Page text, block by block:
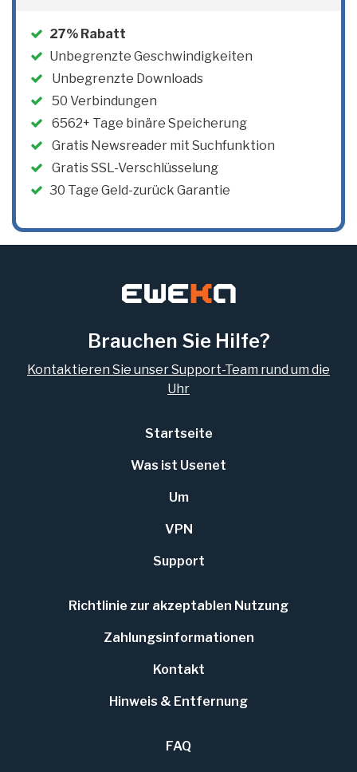
27% Rabatt
Unbegrenzte Geschwindigkeiten
Unbegrenzte Downloads
50 Verbindungen
6562+ Tage binäre Speicherung
Gratis Newsreader mit Suchfunktion
Gratis SSL-Verschlüsselung
30 Tage Geld-zurück Garantie
Brauchen Sie Hilfe?
Kontaktieren Sie unser Support-Team rund um die
Uhr
Startseite
Was ist Usenet
Um
VPN
Support
Richtlinie zur akzeptablen Nutzung
Zahlungsinformationen
Kontakt
Hinweis & Entfernung
FAQ